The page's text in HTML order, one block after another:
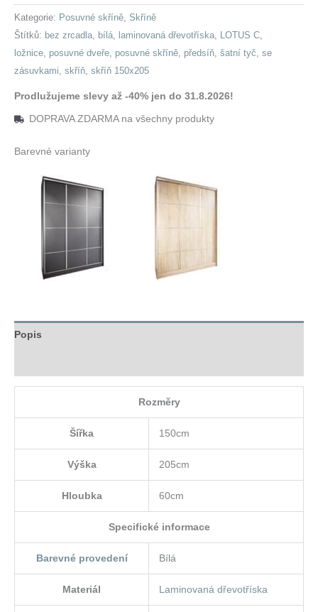
150
bílá
množství
Kategorie: Posuvné skříně, Skříně
Štítků: bez zrcadla, bílá, laminovaná dřevotříska, LOTUS C,
ložnice, posuvné dveře, posuvné skříně, předsíň, šatní tyč, se
zásuvkami, skříň, skříň 150x205
Prodlužujeme slevy až -40% jen do 31.8.2026!
DOPRAVA ZDARMA na všechny produkty
Barevné varianty
Popis
Rozměry
Šířka 150cm
Výška 205cm
Hloubka 60cm
Specifické informace
Barevné provedení Bílá
Materiál Laminovaná dřevotříska